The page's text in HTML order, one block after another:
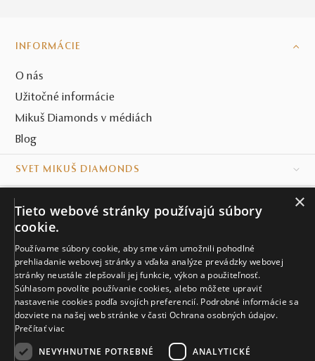
INFORMÁCIE
O nás
Užitočné informácie
Mikuš Diamonds v médiách
Blog
SVET MIKUŠ DIAMONDS
KONTAKT
Naše klenotníctva
Sídlo spoločnosti
×
Tieto webové stránky používajú súbory
cookie.
Používame súbory cookie, aby sme vám umožnili pohodlné
prehliadanie webovej stránky a vďaka analýze prevádzky webovej
stránky neustále zlepšovali jej funkcie, výkon a použiteľnosť.
Súhlasom povolíte používanie cookies, alebo môžete upraviť
nastavenie cookies podľa svojích preferencií. Podrobné informácie sa
dozviete na našej web stránke v časti Ochrana osobných údajov.
Prečítať viac
NEVYHNUTNE POTREBNÉ
ANALYTICKÉ